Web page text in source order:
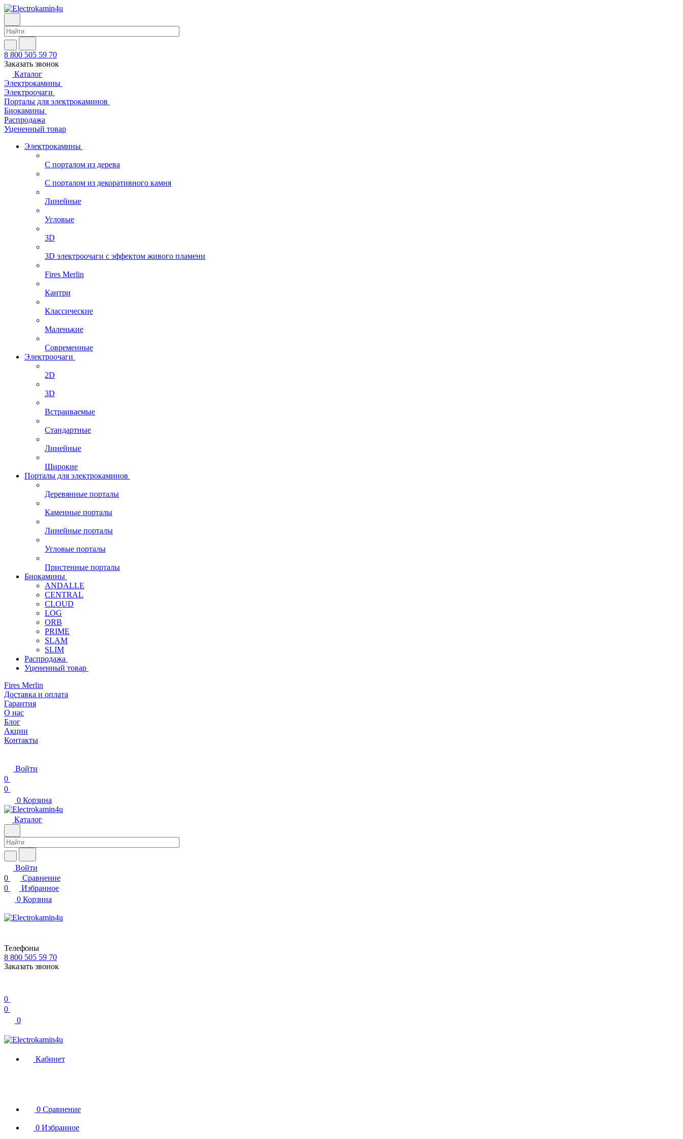
8 800 505 59 70
Заказать звонок
Каталог
Электрокамины
Электроочаги
Порталы для электрокаминов
Биокамины
Распродажа
Уцененный товар
Электрокамины
С порталом из дерева
С порталом из декоративного камня
Линейные
Угловые
3D
3D электроочаги с эффектом живого пламени
Fires Merlin
Кантри
Классические
Маленькие
Современные
Электроочаги
2D
3D
Встраиваемые
Стандартные
Линейные
Широкие
Порталы для электрокаминов
Деревянные порталы
Каменные порталы
Линейные порталы
Угловые порталы
Пристенные порталы
Биокамины
ANDALLE
CENTRAL
CLOUD
LOG
ORB
PRIME
SLAM
SLIM
Распродажа
Уцененный товар
Fires Merlin
Доставка и оплата
Гарантия
О нас
Блог
Акции
Контакты
Войти
0
0
0 Корзина
Каталог
Войти
0
Сравнение
0
Избранное
0 Корзина
Телефоны
8 800 505 59 70
Заказать звонок
0
0
0
Кабинет
0 Сравнение
0 Избранное